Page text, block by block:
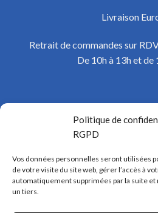
Politique de
RGPD
Vos données personnelles seront utilisées
de votre visite du site web, gérer l’accès à
automatiquement supprimées par la suite
un tiers.
Livraison
Retrait de commandes sur
De 10h à 13h et de
Fournisseur de coques sublimation
Grossiste sublimation
Grossiste sublimation France
Promo coque sublimation